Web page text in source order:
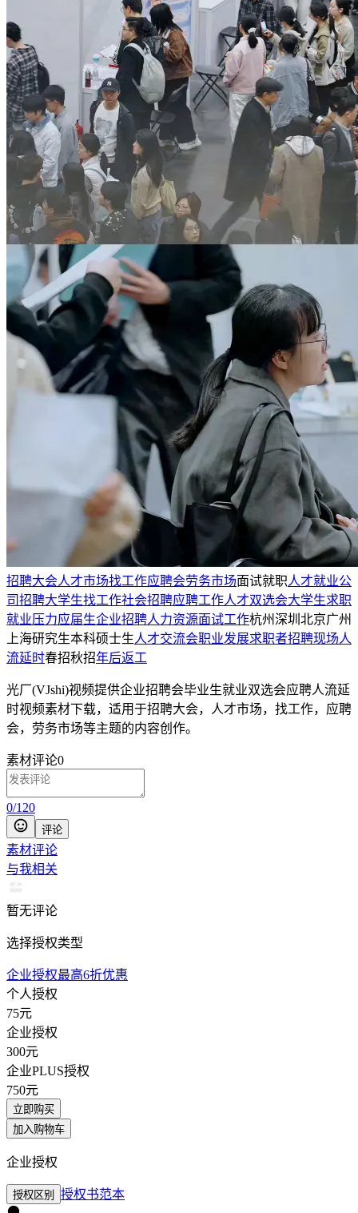
招聘大会人才市场找工作应聘会劳务市场面试就职人才就业公
司招聘大学生找工作社会招聘应聘工作人才双选会大学生求职
就业压力应届生企业招聘人力资源面试工作杭州深圳北京广州
上海研究生本科硕士生人才交流会职业发展求职者招聘现场人
流延时春招秋招年后返工
光厂(VJshi)视频提供企业招聘会毕业生就业双选会应聘人流延
时视频素材下载，适用于招聘大会，人才市场，找工作，应聘
会，劳务市场等主题的内容创作。
素材评论0
0/120
评论
素材评论
与我相关
暂无评论
选择授权类型
企业授权最高6折优惠
个人授权
75元
企业授权
300元
企业PLUS授权
750元
立即购买
加入购物车
企业授权
授权区别 授权书范本